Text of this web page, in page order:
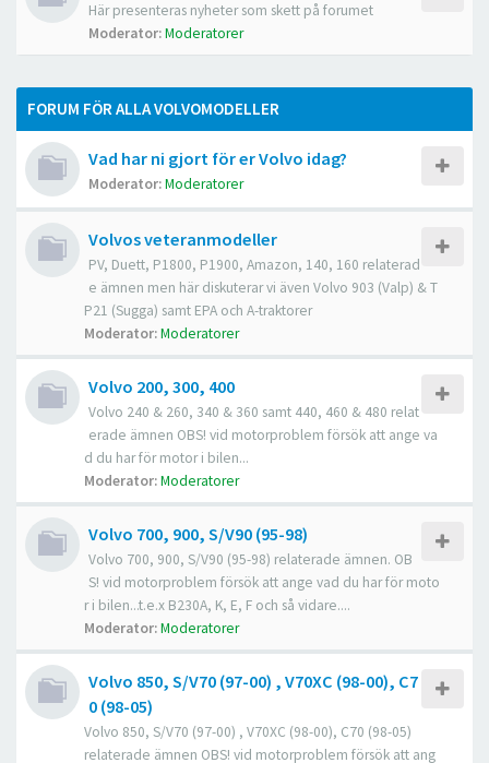
Här presenteras nyheter som skett på forumet
Moderator:Moderatorer
FORUM FÖR ALLA VOLVOMODELLER
Vad har ni gjort för er Volvo idag?
Moderator:Moderatorer
Volvos veteranmodeller
PV, Duett, P1800, P1900, Amazon, 140, 160 relaterad
e ämnen men här diskuterar vi även Volvo 903 (Valp) & T
P21 (Sugga) samt EPA och A-traktorer
Moderator:Moderatorer
Volvo 200, 300, 400
Volvo 240 & 260, 340 & 360 samt 440, 460 & 480 relat
erade ämnen OBS! vid motorproblem försök att ange va
d du har för motor i bilen...
Moderator:Moderatorer
Volvo 700, 900, S/V90 (95-98)
Volvo 700, 900, S/V90 (95-98) relaterade ämnen. OB
S! vid motorproblem försök att ange vad du har för moto
r i bilen...t.e.x B230A, K, E, F och så vidare....
Moderator:Moderatorer
Volvo 850, S/V70 (97-00) , V70XC (98-00), C7
0 (98-05)
Volvo 850, S/V70 (97-00) , V70XC (98-00), C70 (98-05)
relaterade ämnen OBS! vid motorproblem försök att ang